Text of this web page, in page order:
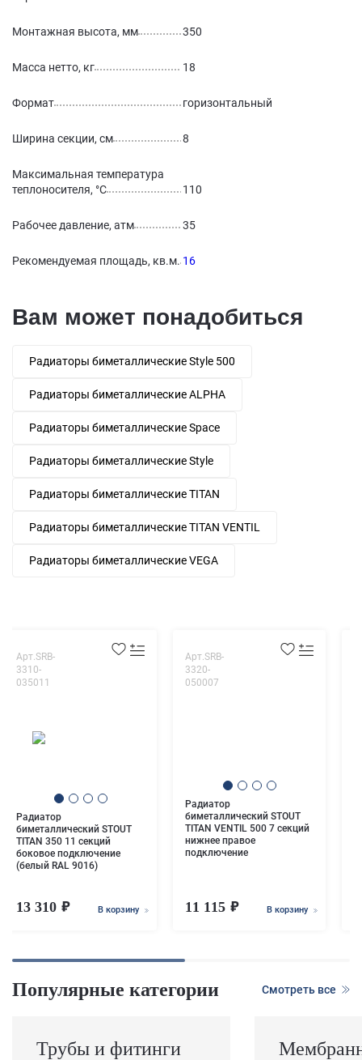
Монтажная высота, мм 350
Масса нетто, кг 18
Формат горизонтальный
Ширина секции, см 8
Максимальная температура
теплоносителя, °С
110
Рабочее давление, атм 35
Рекомендуемая площадь, кв.м. 16
Вам может понадобиться
Радиаторы биметаллические Style 500
Радиаторы биметаллические ALPHA
Радиаторы биметаллические Space
Радиаторы биметаллические Style
Радиаторы биметаллические TITAN
Радиаторы биметаллические TITAN VENTIL
Радиаторы биметаллические VEGA
Арт.SRB-
3310-
035011
Радиатор
биметаллический STOUT
TITAN 350 11 секций
боковое подключение
(белый RAL 9016)
13 310 В корзину
Арт.SRB-
3320-
050007
Радиатор
биметаллический STOUT
TITAN VENTIL 500 7 секций
нижнее правое
подключение
11 115 В корзину
Популярные категории Смотреть все
Трубы и фитинги